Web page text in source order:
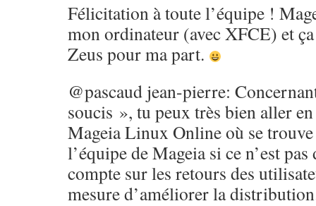
Félicitation à toute l’équipe !
mon ordinateur (avec XFCE) et
Zeus pour ma part.
@pascaud jean-pierre:
soucis », tu peux très bien aller
Mageia Linux Online où se
l’équipe de Mageia si ce n’est
compte sur les retours des
mesure d’améliorer la